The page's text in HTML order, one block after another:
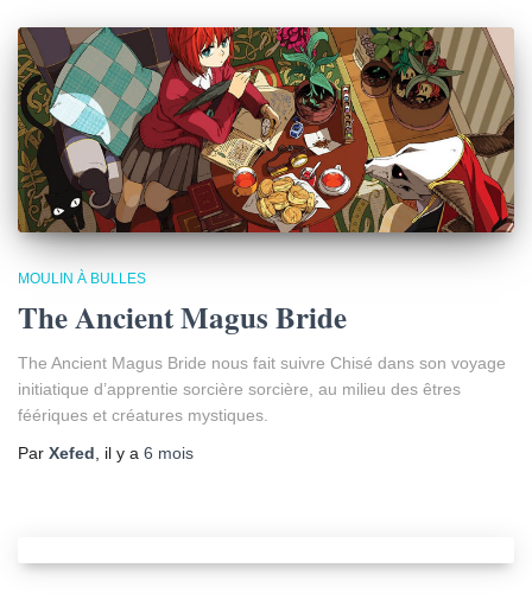
MOULIN À BULLES
The Ancient Magus Bride
The Ancient Magus Bride nous fait suivre Chisé dans son voyage
initiatique d’apprentie sorcière sorcière, au milieu des êtres
féériques et créatures mystiques.
Par Xefed, il y a 6 mois